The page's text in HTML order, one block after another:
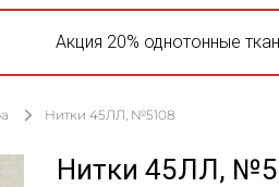
Акция 20% однотонные
Нитки 45ЛЛ, №5108
Нитки 45ЛЛ,